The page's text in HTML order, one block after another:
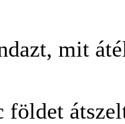
mit
földet